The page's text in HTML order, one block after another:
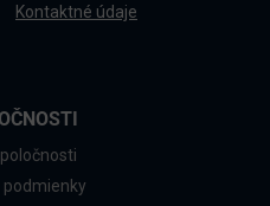
Kontaktné údaje
podmienky